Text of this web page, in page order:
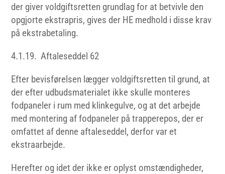
der giver voldgiftsretten grundlag for at betvivle den
opgjorte ekstrapris, gives der HE medhold i disse krav
på ekstrabetaling.
4.1.19. Aftaleseddel 62
Efter bevisførelsen lægger voldgiftsretten til grund, at
der efter udbudsmaterialet ikke skulle monteres
fodpaneler i rum med klinkegulve, og at det arbejde
med montering af fodpaneler på trapperepos, der er
omfattet af denne aftaleseddel, derfor var et
ekstraarbejde.
Herefter og idet der ikke er oplyst omstændigheder,